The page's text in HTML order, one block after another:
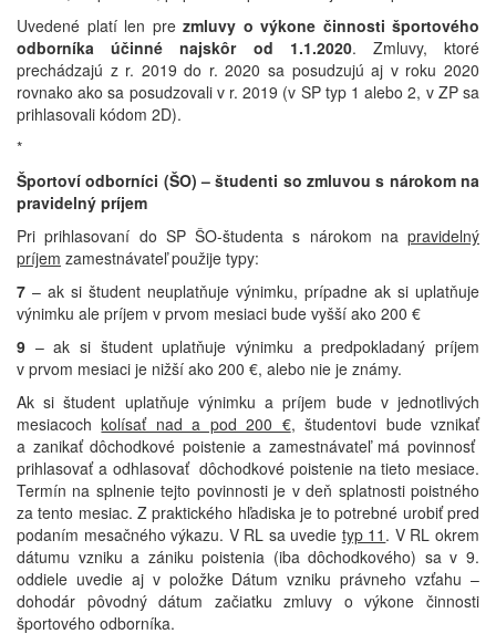
Uvedené platí len pre zmluvy o výkone činnosti športového
odborníka účinné najskôr od 1.1.2020. Zmluvy, ktoré
prechádzajú z r. 2019 do r. 2020 sa posudzujú aj v roku 2020
rovnako ako sa posudzovali v r. 2019 (v SP typ 1 alebo 2, v ZP sa
prihlasovali kódom 2D).
*
Športoví odborníci (ŠO) – študenti so zmluvou s nárokom na
pravidelný príjem
Pri prihlasovaní do SP ŠO-študenta s nárokom na pravidelný
príjem zamestnávateľ použije typy:
7 – ak si študent neuplatňuje výnimku, prípadne ak si uplatňuje
výnimku ale príjem v prvom mesiaci bude vyšší ako 200 €
9 – ak si študent uplatňuje výnimku a predpokladaný príjem
v prvom mesiaci je nižší ako 200 €, alebo nie je známy.
Ak si študent uplatňuje výnimku a príjem bude v jednotlivých
mesiacochkolísať nad a pod 200 €, študentovi bude vznikať
a zanikať dôchodkové poistenie a zamestnávateľ má povinnosť
prihlasovať a odhlasovať dôchodkové poistenie na tieto mesiace.
Termín na splnenie tejto povinnosti je v deň splatnosti poistného
za tento mesiac. Z praktického hľadiska je to potrebné urobiť pred
podaním mesačného výkazu. V RL sa uvedie typ 11 . V RL okrem
dátumu vzniku a zániku poistenia (iba dôchodkového) sa v 9.
oddiele uvedie aj v položke Dátum vzniku právneho vzťahu –
dohodár pôvodný dátum začiatku zmluvy o výkone činnosti
športového odborníka.